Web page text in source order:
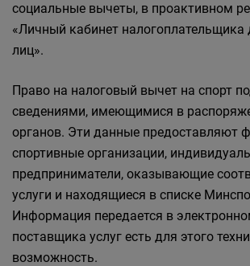
социальные вычеты, в проактивном
«Личный кабинет налогоплательщика
лиц».
Право на налоговый вычет на спорт
сведениями, имеющимися в
органов. Эти данные предоставляют
спортивные организации,
предприниматели, оказывающие
услуги и находящиеся в списке
Информация передается в
поставщика услуг есть для этого
возможность.